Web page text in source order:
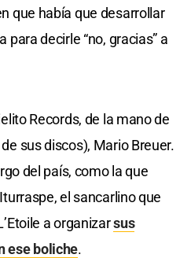
que había que desarrollar
decirle “no, gracias” a
Records, de la mano de
sus discos), Mario Breuer.
del país, como la que
el sancarlino que
a organizarsus
ese boliche.